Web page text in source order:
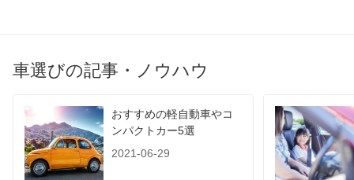
60km定地 -
車選びの記事・ノウハウ
おすすめの軽自動車やコ
ンパクトカー5選
2021-06-29